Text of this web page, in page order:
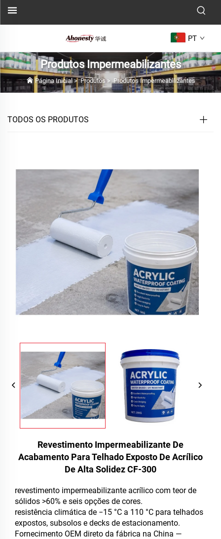
PT
Produtos Impermeabilizantes
Página Inicial>Produtos>Produtos Impermeabilizantes
TODOS OS PRODUTOS
Revestimento Impermeabilizante De
Acabamento Para Telhado Exposto De Acrílico
De Alta Solidez CF-300
revestimento impermeabilizante acrílico com teor de
sólidos >60% e seis opções de cores.
resistência climática de −15 °C a 110 °C para telhados
expostos, subsolos e decks de estacionamento.
Fornecimento OEM direto da fábrica na China —